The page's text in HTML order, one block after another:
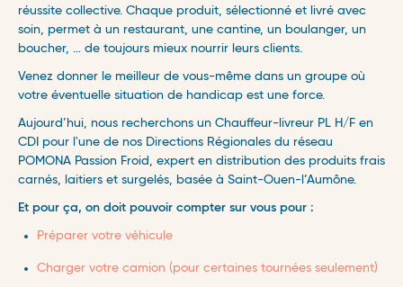
réussite collective. Chaque produit, sélectionné et livré avec
soin, permet à un restaurant, une cantine, un boulanger, un
boucher, … de toujours mieux nourrir leurs clients.
Venez donner le meilleur de vous-même dans un groupe où
votre éventuelle situation de handicap est une force.
Aujourd’hui, nous recherchons un Chauffeur-livreur PL H/F en
CDI pour l'une de nos Directions Régionales du réseau
POMONA Passion Froid, expert en distribution des produits frais
carnés, laitiers et surgelés, basée à Saint-Ouen-l’Aumône.
Et pour ça, on doit pouvoir compter sur vous pour :
Préparer votre véhicule
Charger votre camion (pour certaines tournées seulement)